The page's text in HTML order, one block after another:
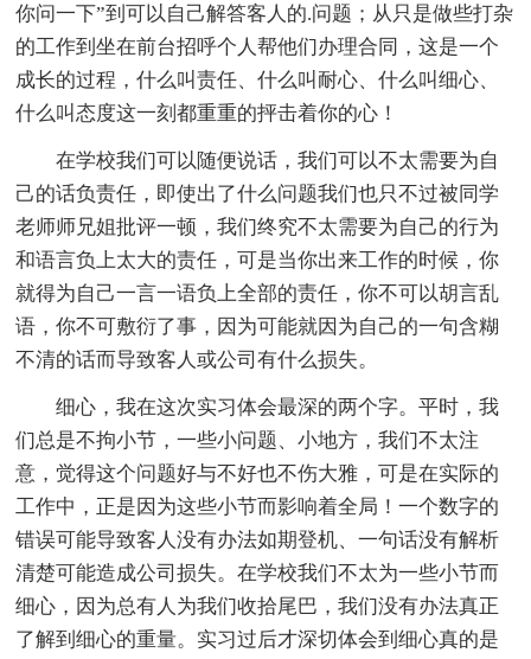
你问一下”到可以自己解答客人的.问题；从只是做些打杂
的工作到坐在前台招呼个人帮他们办理合同，这是一个
成长的过程，什么叫责任、什么叫耐心、什么叫细心、
什么叫态度这一刻都重重的抨击着你的心！
在学校我们可以随便说话，我们可以不太需要为自
己的话负责任，即使出了什么问题我们也只不过被同学
老师师兄姐批评一顿，我们终究不太需要为自己的行为
和语言负上太大的责任，可是当你出来工作的时候，你
就得为自己一言一语负上全部的责任，你不可以胡言乱
语，你不可敷衍了事，因为可能就因为自己的一句含糊
不清的话而导致客人或公司有什么损失。
细心，我在这次实习体会最深的两个字。平时，我
们总是不拘小节，一些小问题、小地方，我们不太注
意，觉得这个问题好与不好也不伤大雅，可是在实际的
工作中，正是因为这些小节而影响着全局！一个数字的
错误可能导致客人没有办法如期登机、一句话没有解析
清楚可能造成公司损失。在学校我们不太为一些小节而
细心，因为总有人为我们收拾尾巴，我们没有办法真正
了解到细心的重量。实习过后才深切体会到细心真的是